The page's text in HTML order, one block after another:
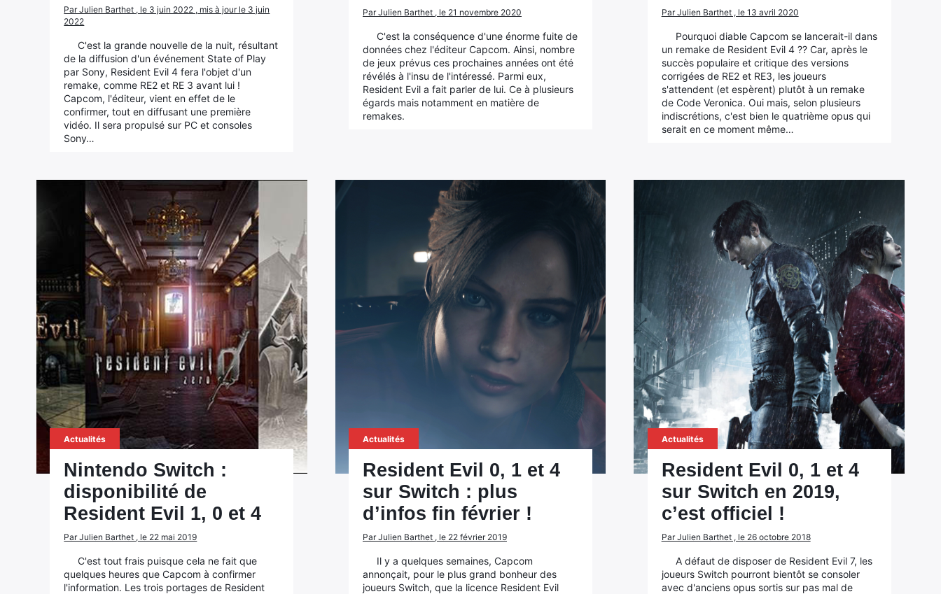
Par Julien Barthet , le 3 juin 2022 , mis à jour le 3 juin
2022
C'est la grande nouvelle de la nuit, résultant
de la diffusion d'un événement State of Play
par Sony, Resident Evil 4 fera l'objet d'un
remake, comme RE2 et RE 3 avant lui !
Capcom, l'éditeur, vient en effet de le
confirmer, tout en diffusant une première
vidéo. Il sera propulsé sur PC et consoles
Sony…
Par Julien Barthet , le 21 novembre 2020
C'est la conséquence d'une énorme fuite de
données chez l'éditeur Capcom. Ainsi, nombre
de jeux prévus ces prochaines années ont été
révélés à l'insu de l'intéressé. Parmi eux,
Resident Evil a fait parler de lui. Ce à plusieurs
égards mais notamment en matière de
remakes.
Par Julien Barthet , le 13 avril 2020
Pourquoi diable Capcom se lancerait-il dans
un remake de Resident Evil 4 ?? Car, après le
succès populaire et critique des versions
corrigées de RE2 et RE3, les joueurs
s'attendent (et espèrent) plutôt à un remake
de Code Veronica. Oui mais, selon plusieurs
indiscrétions, c'est bien le quatrième opus qui
serait en ce moment même…
Actualités
Nintendo Switch :
disponibilité de
Resident Evil 1, 0 et 4
Par Julien Barthet , le 22 mai 2019
C'est tout frais puisque cela ne fait que
quelques heures que Capcom à confirmer
l'information. Les trois portages de Resident
Actualités
Resident Evil 0, 1 et 4
sur Switch : plus
d’infos fin février !
Par Julien Barthet , le 22 février 2019
Il y a quelques semaines, Capcom
annonçait, pour le plus grand bonheur des
joueurs Switch, que la licence Resident Evil
Actualités
Resident Evil 0, 1 et 4
sur Switch en 2019,
c’est officiel !
Par Julien Barthet , le 26 octobre 2018
A défaut de disposer de Resident Evil 7, les
joueurs Switch pourront bientôt se consoler
avec d'anciens opus sortis sur pas mal de